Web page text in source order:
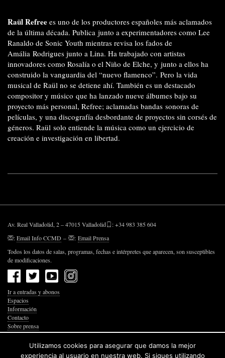
Raül Refree es uno de los productores españoles más aclamados
de la última década. Publica junto a experimentadores como Lee
Ranaldo de Sonic Youth mientras revisa los fados de
Amália Rodrigues junto a Lina. Ha trabajado con artistas
innovadores como Rosalía o el Niño de Elche, y junto a ellos ha
construido la vanguardia del “nuevo flamenco”. Pero la vida
musical de Raül no se detiene ahí. También es un destacado
compositor y músico que ha lanzado nueve álbumes bajo su
proyecto más personal, Refree; aclamadas bandas sonoras de
películas, y una discografía desbordante de proyectos sin corsés de
géneros. Raül solo entiende la música como un ejercicio de
creación e investigación en libertad.
Av. Real Valladolid, 2 – 47015 Valladolid
: +34 983 385 604
:Email Info CCMD – : Email Prensa
Todos los datos de salas, programas, fechas e intérpretes que aparecen, son susceptibles
de modificaciones.
Ir a entradas y abonos
Espacios
Información
Contacto
Sobre prensa
Política de Privacidad
Política de Cookies
Accesibilidad Web
Utilizamos cookies para asegurar que damos la mejor
experiencia al usuario en nuestra web. Si sigues utilizando